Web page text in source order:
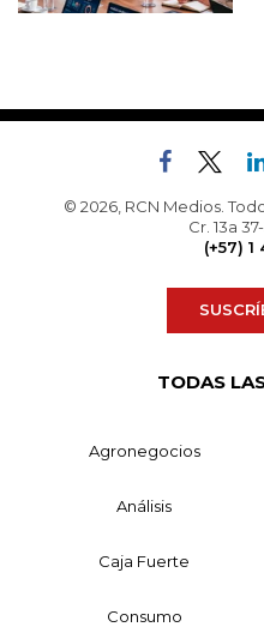
© 2026, RCN Medios.
Cr. 13a
(+57)
TODAS
Agronegocios
Análisis
Caja Fuerte
Consumo